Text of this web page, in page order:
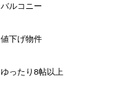
バルコニー
値下げ物件
ゆったり8帖以上